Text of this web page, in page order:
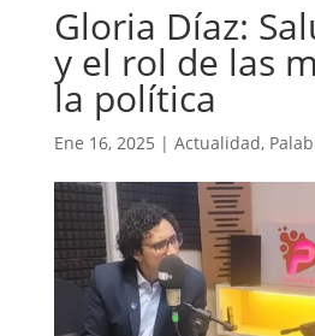
Gloria Díaz:
y el rol de las
la política
Ene 16, 2025 | Actualidad,